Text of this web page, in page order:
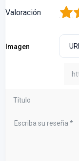
Valoración 2
Imagen